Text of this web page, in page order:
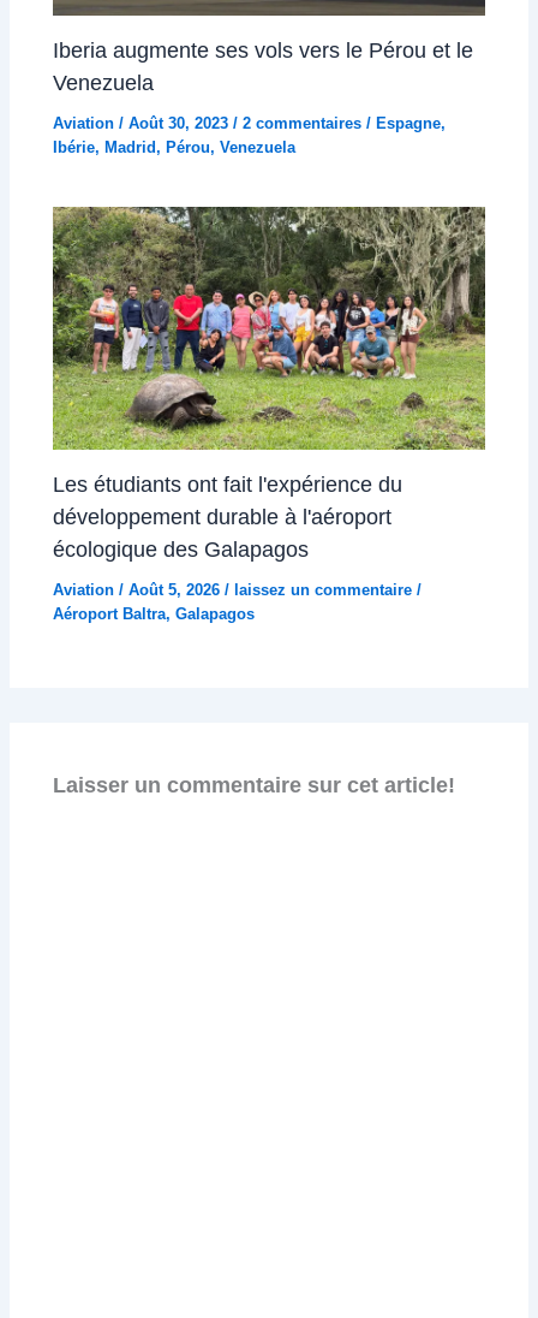
Iberia augmente ses vols vers le Pérou et le
Venezuela
Aviation /Août 30, 2023/2 commentaires /Espagne,
Ibérie,Madrid,Pérou,Venezuela
Les étudiants ont fait l'expérience du
développement durable à l'aéroport
écologique des Galapagos
Aviation /Août 5, 2026/ laissez un commentaire /
Aéroport Baltra,Galapagos
Laisser un commentaire sur cet article!